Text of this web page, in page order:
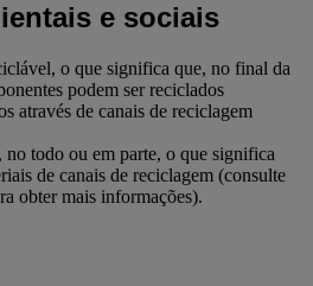
e sociais
o que significa que, no final da
podem ser reciclados
através de canais de reciclagem
no todo ou em parte, o que significa
de canais de reciclagem (consulte
obter mais informações).